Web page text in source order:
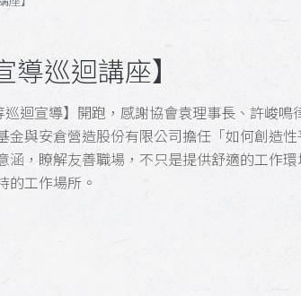
導巡迴講座】
巡迴宣導】開跑，感謝協會袁理事長、許峻
金與安倉營造股份有限公司擔任「如何創造
涵，瞭解友善職場，不只是提供舒適的工作
的工作場所。